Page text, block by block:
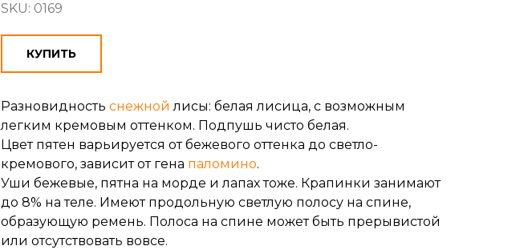
SKU: 0169
КУПИТЬ
Разновидность снежнойлисы: белая лисица, с возможным
легким кремовым оттенком. Подпушь чисто белая.
Цвет пятен варьируется от бежевого оттенка до светло-
кремового, зависит от гена паломино.
Уши бежевые, пятна на морде и лапах тоже. Крапинки занимают
до 8% на теле. Имеют продольную светлую полосу на спине,
образующую ремень. Полоса на спине может быть прерывистой
или отсутствовать вовсе.